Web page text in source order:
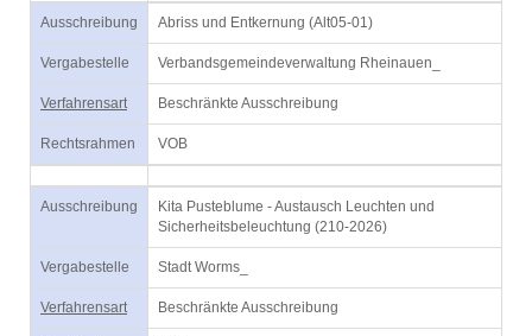
Ausschreibung Abriss und Entkernung (Alt05-01)
Vergabestelle Verbandsgemeindeverwaltung Rheinauen_
Verfahrensart Beschränkte Ausschreibung
Rechtsrahmen VOB
Ausschreibung
Kita Pusteblume - Austausch Leuchten und
Sicherheitsbeleuchtung (210-2026)
Vergabestelle Stadt Worms_
Verfahrensart Beschränkte Ausschreibung